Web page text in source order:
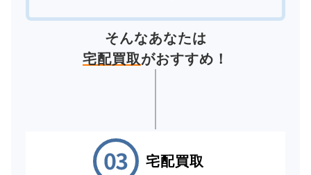
そんなあなたは
宅配買取がおすすめ！
宅配買取